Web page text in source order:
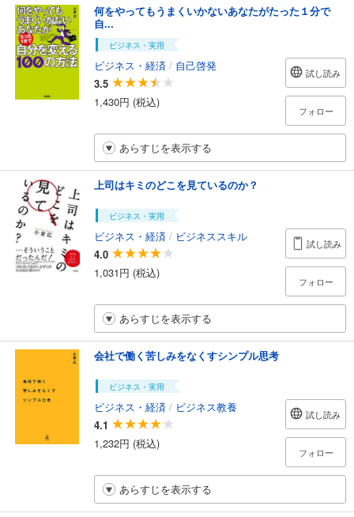
何をやってもうまくいかないあなたがたった１分で
自...
ビジネス・実用
ビジネス・経済 / 自己啓発
3.5
1,430円 (税込)
試し読み
フォロー
あらすじを表示する
上司はキミのどこを見ているのか？
ビジネス・実用
ビジネス・経済 / ビジネススキル
4.0
1,031円 (税込)
試し読み
フォロー
あらすじを表示する
会社で働く苦しみをなくすシンプル思考
ビジネス・実用
ビジネス・経済 / ビジネス教養
4.1
1,232円 (税込)
試し読み
フォロー
あらすじを表示する